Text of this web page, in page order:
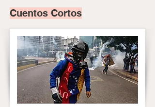
Cuentos Cortos